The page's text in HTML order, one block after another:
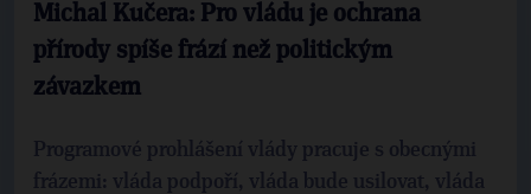
Michal Kučera: Pro vládu je ochrana
přírody spíše frází než politickým
závazkem
Programové prohlášení vlády pracuje s obecnými
frázemi: vláda podpoří, vláda bude usilovat, vláda